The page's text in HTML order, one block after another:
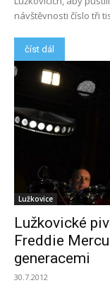
návštěvnosti číslo tři
číst dál
Lužkovice
Lužkovické
Freddie
generacemi
30.7.2012